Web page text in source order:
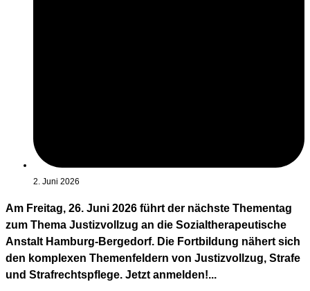
2. Juni 2026
Am Freitag, 26. Juni 2026 führt der nächste Thementag
zum Thema Justizvollzug an die Sozialtherapeutische
Anstalt Hamburg-Bergedorf. Die Fortbildung nähert sich
den komplexen Themenfeldern von Justizvollzug, Strafe
und Strafrechtspflege. Jetzt anmelden!...